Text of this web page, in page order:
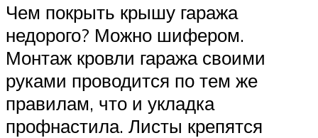
Чем покрыть крышу гаража
недорого? Можно шифером.
Монтаж кровли гаража своими
руками проводится по тем же
правилам, что и укладка
профнастила. Листы крепятся